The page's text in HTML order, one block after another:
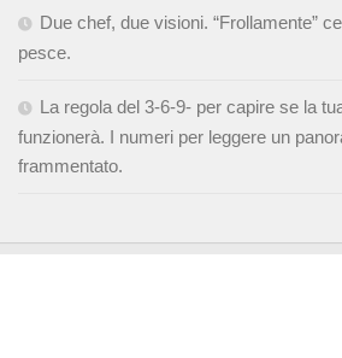
Due chef, due visioni. “Frollamente”
pesce.
La regola del 3-6-9- per capire se la
funzionerà. I numeri per leggere un
frammentato.